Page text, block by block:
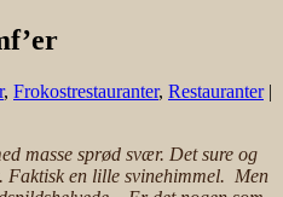
, Frokostrestauranter, Restauranter|
masse sprød svær. Det sure og
Faktisk en lille svinehimmel. Men